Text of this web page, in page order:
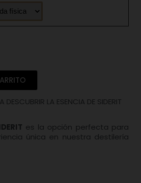
DESCUBRIR LA ESENCIA DE SIDERIT
es la opción perfecta para
única en nuestra destilería